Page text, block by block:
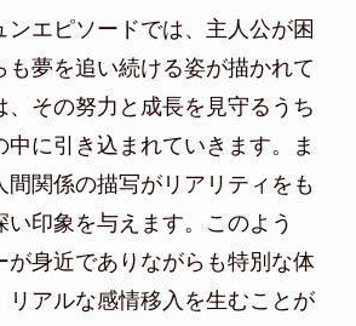
ンエピソードでは、主人公が困
も夢を追い続ける姿が描かれて
、その努力と成長を見守るうち
中に引き込まれていきます。ま
間関係の描写がリアリティをも
い印象を与えます。このよう
が身近でありながらも特別な体
リアルな感情移入を生むことが